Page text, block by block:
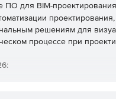
ПО для BIM-
решениям для
процессе при